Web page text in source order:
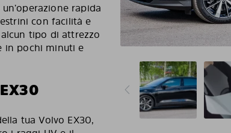
rapida
con facilità e
tipo di attrezzo
in pochi minuti e
tua Volvo EX30,